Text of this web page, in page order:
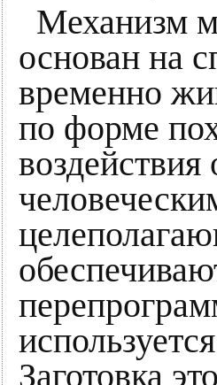
Механизм
основан на
временно
по форме
воздействия
Заготовка